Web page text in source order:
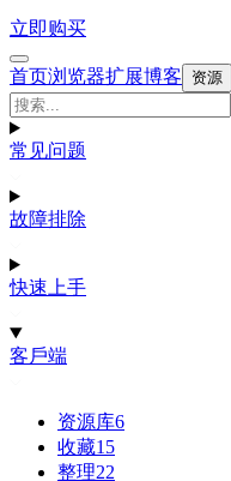
立即购买
首页浏览器扩展博客 资源
常见问题
故障排除
快速上手
客戶端
资源库6
收藏15
整理22